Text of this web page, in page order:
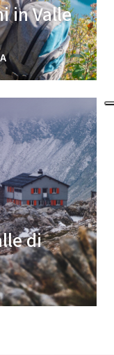
in Valle
di